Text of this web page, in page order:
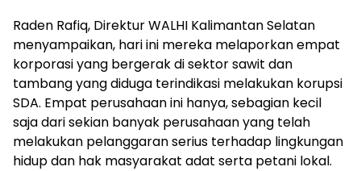
Raden Rafiq, Direktur WALHI Kalimantan Selatan
menyampaikan, hari ini mereka melaporkan empat
korporasi yang bergerak di sektor sawit dan
tambang yang diduga terindikasi melakukan korupsi
SDA. Empat perusahaan ini hanya, sebagian kecil
saja dari sekian banyak perusahaan yang telah
melakukan pelanggaran serius terhadap lingkungan
hidup dan hak masyarakat adat serta petani lokal.